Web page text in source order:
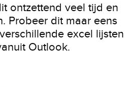
ontzettend veel tijd en
Probeer dit maar eens
excel lijsten
Outlook.